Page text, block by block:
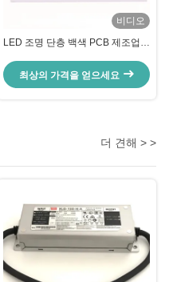
비디오
LED 조명 단층 백색 PCB 제조업체
보드
최상의 가격을 얻으세요
더 견해 > >